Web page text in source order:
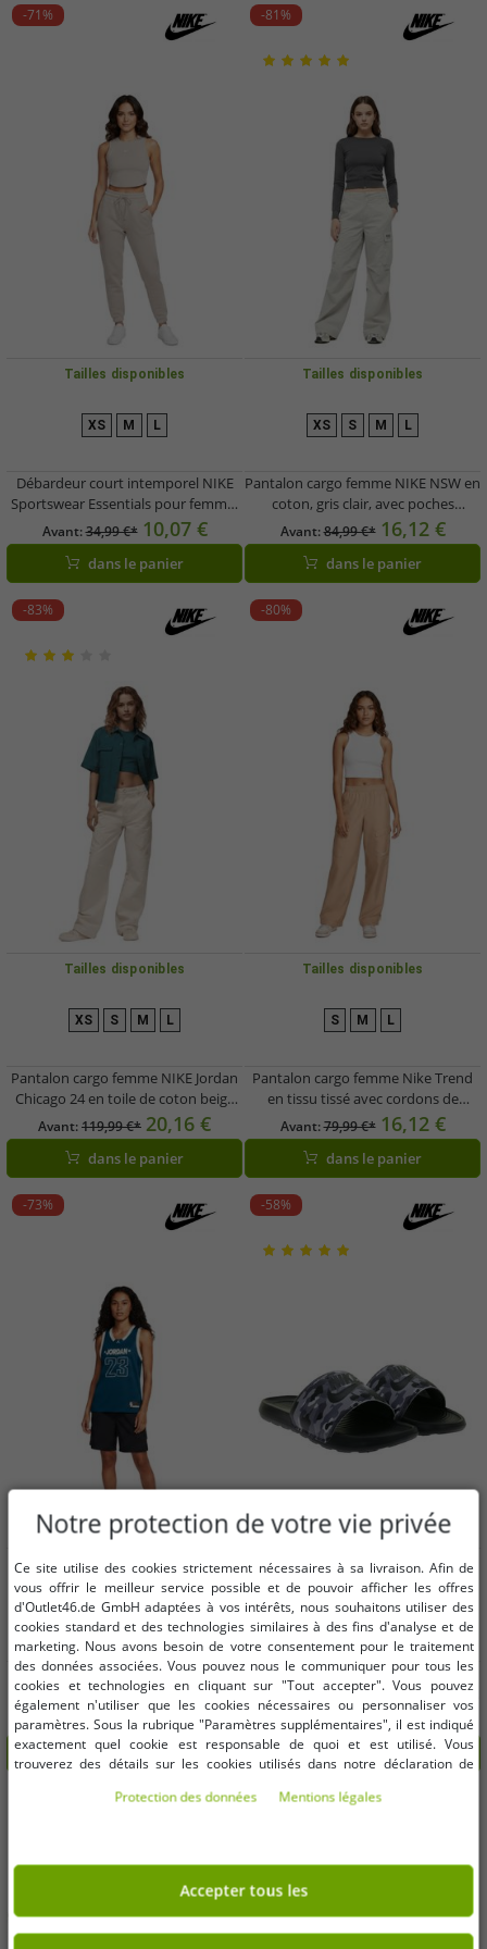
-71%
Tailles disponibles
XS M L
Débardeur court intemporel NIKE
Sportswear Essentials pour femme,
modèle FB8279-019, beige
Avant:34,99 €* 10,07 €
dans le panier
-81%
Tailles disponibles
XS S M L
Pantalon cargo femme NIKE NSW en
coton, gris clair, avec poches
plaquées, référence HM4322-014
Avant:84,99 €* 16,12 €
dans le panier
-83%
Tailles disponibles
XS S M L
Pantalon cargo femme NIKE Jordan
Chicago 24 en toile de coton beige
FV7098-203
Avant:119,99 €* 20,16 €
dans le panier
-80%
Tailles disponibles
S M L
Pantalon cargo femme Nike Trend
en tissu tissé avec cordons de
serrage élastiques aux chevilles,
style décontracté HJ3982-200 Beige
Avant:79,99 €* 16,12 €
dans le panier
-73%
Tailles disponibles
XS S M
Débardeur de basketball Nike
Jordan Jersey 23 pour femme, en
mesh, bleu (FN6687-457)
Avant: 54,99 €* 15,12 €
dans le panier
-58%
Tailles disponibles
41 42 1/2 44 45
Sandales camouflage NIKE Victori
One pour homme, sandales d'été,
claquettes de piscine CN9678-001
Noir
Avant:37,99 €* 16,12 €
dans le panier
-65%
Notre protection de votre vie privée
Ce site utilise des cookies strictement nécessaires à sa livraison. Afin de
vous offrir le meilleur service possible et de pouvoir afficher les offres
d'Outlet46.de GmbH adaptées à vos intérêts, nous souhaitons utiliser des
cookies standard et des technologies similaires à des fins d'analyse et de
marketing. Nous avons besoin de votre consentement pour le traitement
des données associées. Vous pouvez nous le communiquer pour tous les
cookies et technologies en cliquant sur "Tout accepter". Vous pouvez
également n'utiliser que les cookies nécessaires ou personnaliser vos
paramètres. Sous la rubrique "Paramètres supplémentaires", il est indiqué
exactement quel cookie est responsable de quoi et est utilisé. Vous
trouverez des détails sur les cookies utilisés dans notre déclaration de
consentement à tout moment. Les coordonnées se trouvent dans les
Protection des données Mentions légales
Accepter tous les